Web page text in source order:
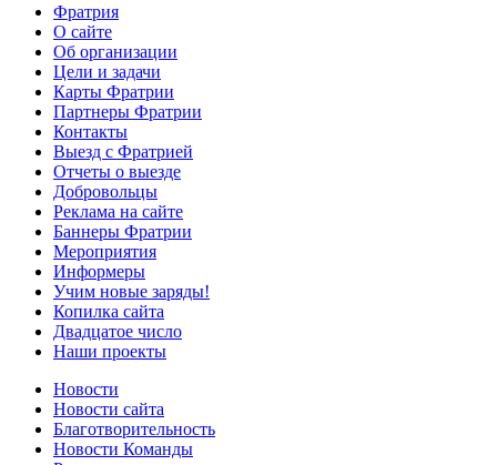
Фратрия
О сайте
Об организации
Цели и задачи
Карты Фратрии
Партнеры Фратрии
Контакты
Выезд с Фратрией
Отчеты о выезде
Добровольцы
Реклама на сайте
Баннеры Фратрии
Мероприятия
Информеры
Учим новые заряды!
Копилка сайта
Двадцатое число
Наши проекты
Новости
Новости сайта
Благотворительность
Новости Команды